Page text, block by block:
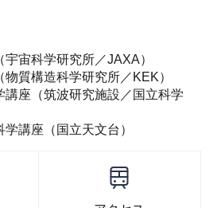
宙科学研究所／JAXA）
質構造科学研究所／KEK）
講座（筑波研究施設／国立科学
講座（国立天文台）